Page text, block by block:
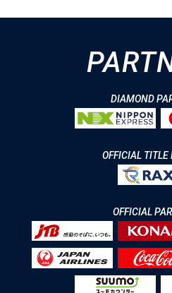
DIAMOND
OFFICIAL TITLE
OFFICIAL